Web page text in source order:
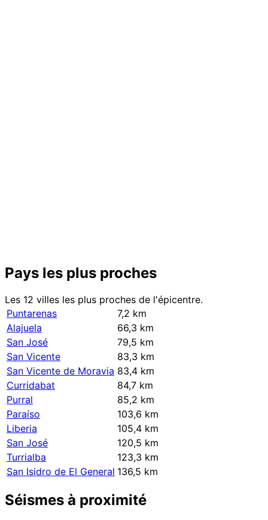
Pays les plus proches
Les 12 villes les plus proches de l'épicentre.
Puntarenas
7,2 km
Alajuela
66,3 km
San José
79,5 km
San Vicente
83,3 km
San Vicente de Moravia 83,4 km
Curridabat
84,7 km
Purral
85,2 km
Paraíso
103,6 km
Liberia
105,4 km
San José
120,5 km
Turrialba
123,3 km
San Isidro de El General 136,5 km
Séismes à proximité